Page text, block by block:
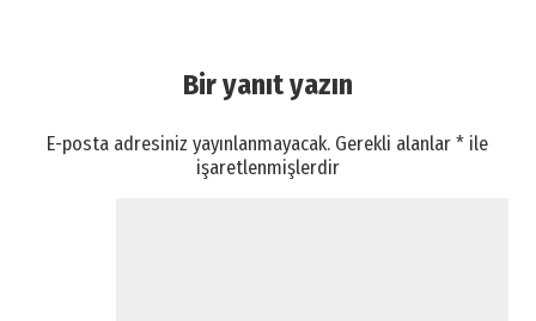
Bir yanıt yazın
E-posta adresiniz yayınlanmayacak. Gerekli alanlar* ile
işaretlenmişlerdir